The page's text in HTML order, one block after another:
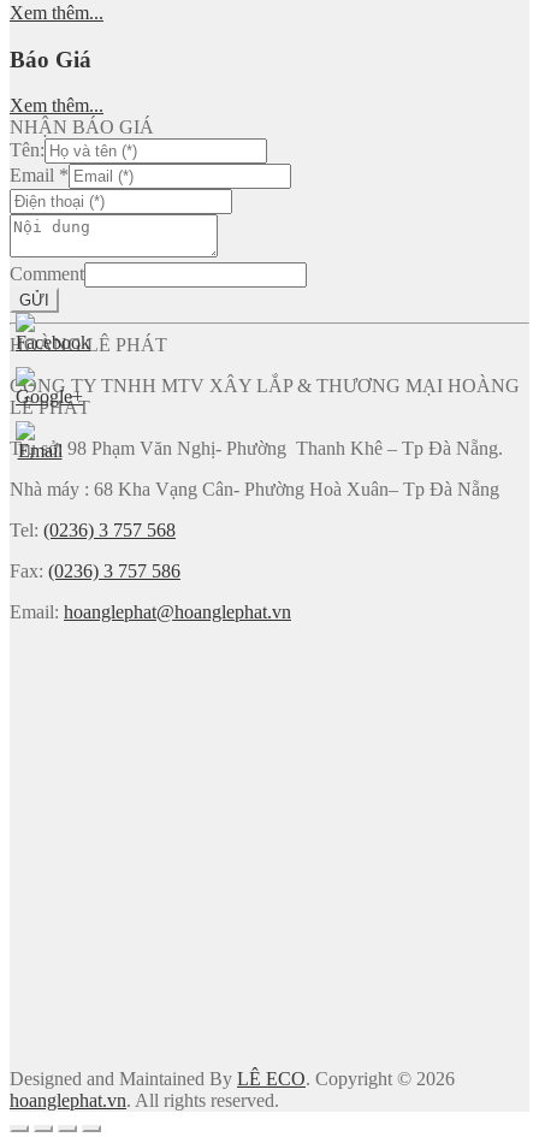
Xem thêm...
Báo Giá
Xem thêm...
NHẬN BÁO GIÁ
Tên:
Email *
Comment
GỬI
HOÀNG LÊ PHÁT
CÔNG TY TNHH MTV XÂY LẮP & THƯƠNG MẠI HOÀNG
LÊ PHÁT
Trụ sở: 98 Phạm Văn Nghị- Phường Thanh Khê – Tp Đà Nẵng.
Nhà máy : 68 Kha Vạng Cân- Phường Hoà Xuân– Tp Đà Nẵng
Tel: (0236) 3 757 568
Fax: (0236) 3 757 586
Email: hoanglephat@hoanglephat.vn
Designed and Maintained By LÊ ECO. Copyright © 2026
hoanglephat.vn. All rights reserved.